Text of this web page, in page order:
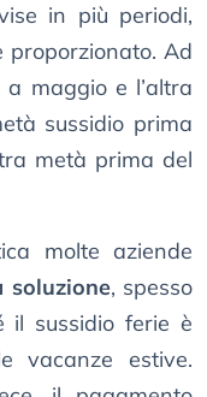
in più periodi,
proporzionato. Ad
maggio e l’altra
sussidio prima
metà prima del
molte aziende
soluzione, spesso
il sussidio ferie è
vacanze estive.